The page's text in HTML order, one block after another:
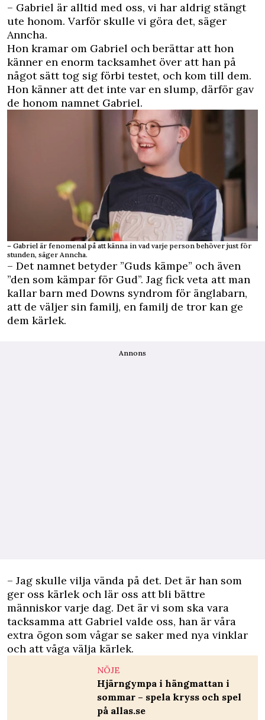
– Gabriel är alltid med oss, vi har aldrig stängt
ute honom. Varför skulle vi göra det, säger
Anncha.
Hon kramar om Gabriel och berättar att hon
känner en enorm tacksamhet över att han på
något sätt tog sig förbi testet, och kom till dem.
Hon känner att det inte var en slump, därför gav
de honom namnet Gabriel.
– Gabriel är fenomenal på att känna in vad varje person behöver just för
stunden, säger Anncha.
– Det namnet betyder ”Guds kämpe” och även
”den som kämpar för Gud”. Jag fick veta att man
kallar barn med Downs syndrom för änglabarn,
att de väljer sin familj, en familj de tror kan ge
dem kärlek.
Annons
– Jag skulle vilja vända på det. Det är han som
ger oss kärlek och lär oss att bli bättre
människor varje dag. Det är vi som ska vara
tacksamma att Gabriel valde oss, han är våra
extra ögon som vågar se saker med nya vinklar
och att våga välja kärlek.
NÖJE
Hjärngympa i hängmattan i
sommar – spela kryss och spel
på allas.se